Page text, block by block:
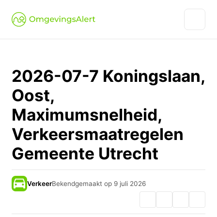
2026-07-7 Koningslaan,
Oost,
Maximumsnelheid,
Verkeersmaatregelen
Gemeente Utrecht
VerkeerBekendgemaakt op 9 juli 2026